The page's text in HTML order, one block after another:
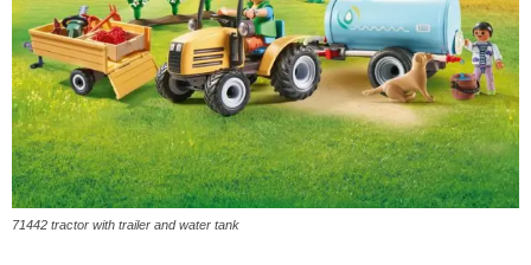
71442 tractor with trailer and water tank